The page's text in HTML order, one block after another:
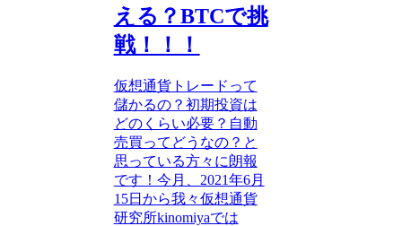
える？BTCで挑
戦！！！
仮想通貨トレードって
儲かるの？初期投資は
どのくらい必要？自動
売買ってどうなの？と
思っている方々に朗報
です！今月、2021年6月
15日から我々仮想通貨
研究所kinomiyaでは